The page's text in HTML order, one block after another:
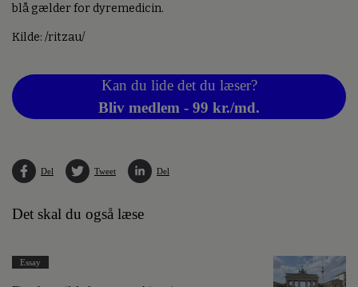
blå gælder for dyremedicin.
Kilde: /ritzau/
Kan du lide det du læser?
Bliv medlem - 99 kr./md.
Del Tweet Del
Det skal du også læse
Essay